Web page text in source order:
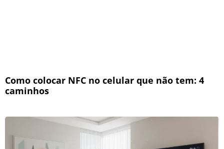
Como colocar NFC no celular que não tem: 4
caminhos